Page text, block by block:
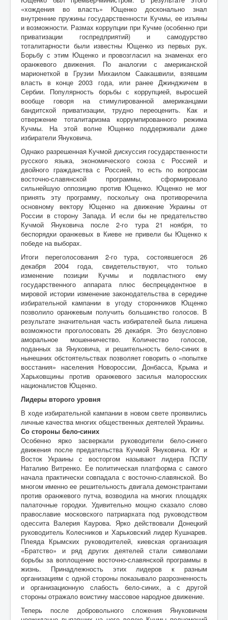
«хождения во власть» Ющенко досконально знал
внутренние пружины государственности Кучмы, ее изъяны
и возможности. Размах коррупции при Кучме (особенно при
приватизации госпредприятий) и самодурство
тоталитарности были известны Ющенко из первых рук.
Борьбу с этим Ющенко и провозгласил на знаменах его
оранжевого движения. По аналогии с американской
марионеткой в Грузии Михаилом Саакашвили, взявшим
власть в конце 2003 года, или ранее Джинджичем в
Сербии. Популярность борьбы с коррупцией, выросшей
вообще говоря на стимулированной американцами
бандитской приватизации, трудно переоценить. Как и
отвержение тоталитаризма коррумпированного режима
Кучмы. На этой волне Ющенко поддерживали даже
избиратели Януковича.
Однако разрешенная Кучмой дискуссия государственности
русского языка, экономического союза с Россией и
двойного гражданства с Россией, то есть по вопросам
восточно-славянской программы, сформировало
сильнейшую оппозицию против Ющенко. Ющенко не мог
принять эту программу, поскольку она противоречила
основному вектору Ющенко на движение Украины от
России в сторону Запада. И если бы не предательство
Кучмой Януковича после 2-го тура 21 ноября, то
беспорядки оранжевых в Киеве не привели бы Ющенко к
победе на выборах.
Итоги переголосования 2-го тура, состоявшегося 26
декабря 2004 года, свидетельствуют, что только
изменение позиции Кучмы и подвластного ему
государственного аппарата плюс беспрецедентное в
мировой истории изменение законодательства в середине
избирательной кампании в угоду сторонников Ющенко
позволило оранжевым получить большинство голосов. В
результате значительная часть избирателей была лишена
возможности проголосовать 26 декабря. Это безусловно
аморальное мошенничество. Количество голосов,
поданных за Януковича, и решительность бело-синих в
нынешних обстоятельствах позволяет говорить о «попытке
восстания» населения Новороссии, Донбасса, Крыма и
Харьковщины против оранжевого засилья малоросских
националистов Ющенко.
Лидеры второго уровня
В ходе избирательной кампании в новом свете проявились
личные качества многих общественных деятелей Украины.
Со стороны бело-синих
Особенно ярко засверкали руководители бело-синего
движения после предательства Кучмой Януковича. Юг и
Восток Украины с восторгом называют лидера ПСПУ
Наталию Витренко. Ее политическая платформа с самого
начала практически совпадала с восточно-славянской. Во
многом именно ее решительность двигала демонстрантами
против оранжевого путча, возводила на многих площадях
палаточные городки. Удивительно мощно сказало слово
православие московского патриархата под руководством
одессита Валерия Каурова. Ярко действовали Донецкий
руководитель Колесников и Харьковский лидер Кушнарев.
Плеяда Крымских руководителей, киевская организация
«Братство» и ряд других деятелей стали символами
борьбы за воплощение восточно-славянской программы в
жизнь. Принадлежность этих лидеров к разным
организациям с одной стороны показывало разрозненность
и организационную слабость бело-синих, а с другой
стороны отражало воистину массовое народное движение.
Теперь после добровольного сложения Януковичем